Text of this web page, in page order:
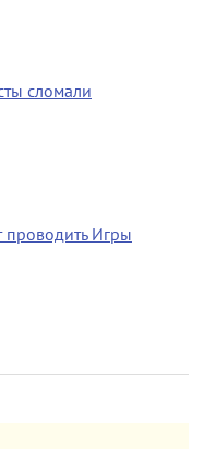
сломали
проводить Игры